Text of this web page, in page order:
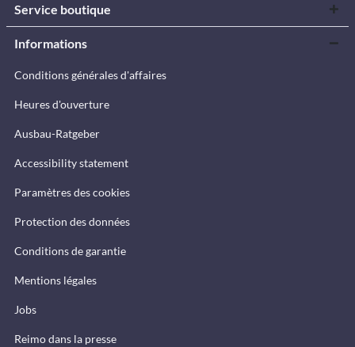
Service boutique
Informations
Conditions générales d'affaires
Heures d'ouverture
Ausbau-Ratgeber
Accessibility statement
Paramètres des cookies
Protection des données
Conditions de garantie
Mentions légales
Jobs
Reimo dans la presse